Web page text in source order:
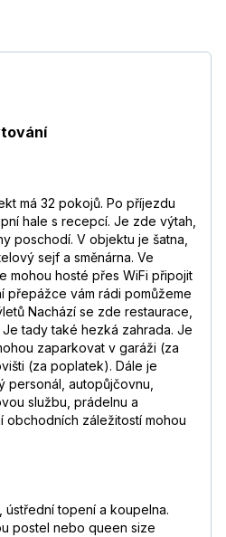
má 32 pokojů. Po příjezdu
hale s recepcí. Je zde výtah,
poschodí. V objektu je šatna,
sejf a směnárna. Ve
mohou hosté přes WiFi připojit
přepážce vám rádi pomůžeme
Nachází se zde restaurace,
tady také hezká zahrada. Je
zaparkovat v garáži (za
(za poplatek). Dále je
personál, autopůjčovnu,
službu, prádelnu a
obchodních záležitostí mohou
topení a koupelna.
postel nebo queen size